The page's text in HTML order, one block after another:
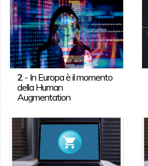
2- In Europa è il momento
della Human
Augmentation